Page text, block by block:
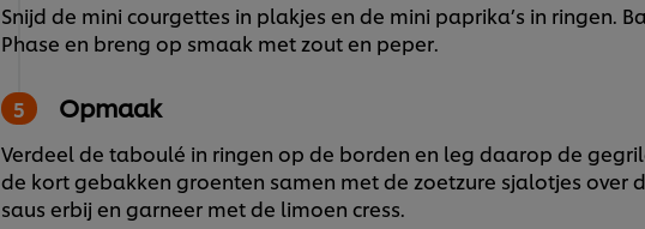
Snijd de mini courgettes in plakjes en de mini paprika’s in ringen.
Phase en breng op smaak met zout en peper.
Opmaak
Verdeel de taboulé in ringen op de borden en leg daarop de
de kort gebakken groenten samen met de zoetzure sjalotjes over
saus erbij en garneer met de limoen cress.